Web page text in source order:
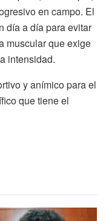
en campo. El
día a día para evitar
muscular que exige
intensidad.
y anímico para el
que tiene el